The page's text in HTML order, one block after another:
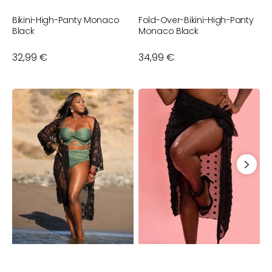
Bikini-High-Panty Monaco
Black
Normaler
32,99 €
Fold-Over-Bikini-High-Panty
Monaco Black
Normaler
34,99 €
Beach-
Kimono
Mambo
Black
Pareo